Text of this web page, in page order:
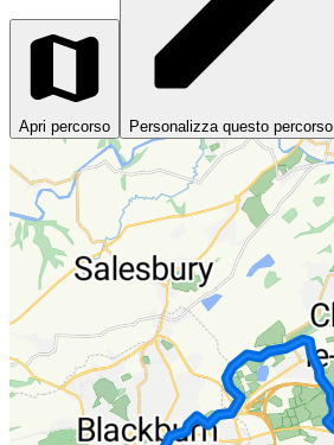
Apri percorso Personalizza questo percorso